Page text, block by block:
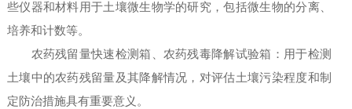
些仪器和材料用于土壤微生物学的研究，包括微生物的分离、
培养和计数等。
农药残留量快速检测箱、农药残毒降解试验箱：用于检测
土壤中的农药残留量及其降解情况，对评估土壤污染程度和制
定防治措施具有重要意义。